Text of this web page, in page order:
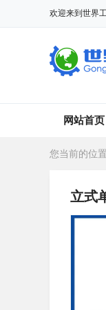
欢迎来到世界
网站首页
您当前的位
立式